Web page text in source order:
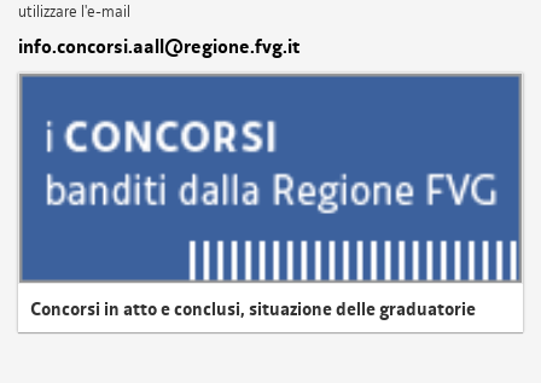
utilizzare l'e-mail
info.concorsi.aall@regione.fvg.it
Concorsi in atto e conclusi, situazione delle graduatorie